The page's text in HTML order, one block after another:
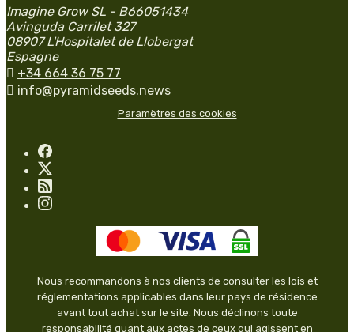
Imagine Grow SL - B66051434
Avinguda Carrilet 327
08907 L'Hospitalet de Llobergat
Espagne
 +34 664 36 75 77
 info@pyramidseeds.news
Paramètres des cookies
Nous recommandons à nos clients de consulter les lois et
réglementations applicables dans leur pays de résidence
avant tout achat sur le site. Nous déclinons toute
responsabilité quant aux actes de ceux qui agissent en